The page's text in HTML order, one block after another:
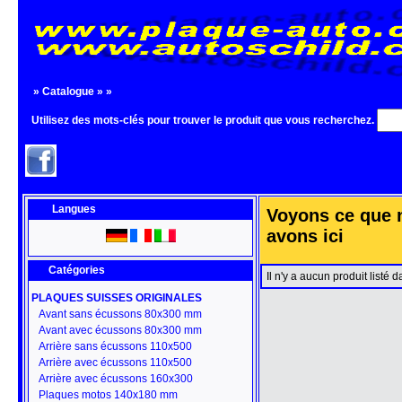
» Catalogue » »
Utilisez des mots-clés pour trouver le produit que vous recherchez.
Langues
Catégories
PLAQUES SUISSES ORIGINALES
Avant sans écussons 80x300 mm
Avant avec écussons 80x300 mm
Arrière sans écussons 110x500
Arrière avec écussons 110x500
Arrière avec écussons 160x300
Plaques motos 140x180 mm
Voyons ce que
avons ici
Il n'y a aucun produit listé